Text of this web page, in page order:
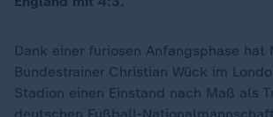
Dank einer furiosen Anfangsphase hat
Bundestrainer Christian Wück im
Stadion einen Einstand nach Maß als